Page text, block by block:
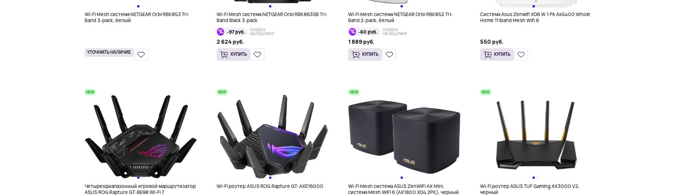
Wi-Fi Mesh система NETGEAR Orbi RBK853 Tri-
Band 3-pack, белый
УТОЧНИТЬ НАЛИЧИЕ
Wi-Fi Mesh система NETGEAR Orbi RBK863SB Tri-
Band Black 3-pack
-97 руб.
СКИДКА
НА ПОШЛИНУ
2 624 руб.
КУПИТЬ
Wi-Fi Mesh система NETGEAR Orbi RBK852 Tri-
Band 2-pack, белый
-60 руб.
СКИДКА
НА ПОШЛИНУ
1 889 руб.
КУПИТЬ
Система Asus Zenwifi XD6 W 1 Pk Ax5400 Whole
Home Triband Mesh Wifi 6
550 руб.
КУПИТЬ
NEW
Четырехдиапазонный игровой маршрутизатор
ASUS ROG Rapture GT-BE98 Wi-Fi 7
NEW
Wi-Fi роутер ASUS ROG Rapture GT-AXE16000
NEW
Wi-Fi Mesh система ASUS ZenWiFi AX Mini,
система Mesh WiFi 6 (AX1800 XD4 2PK), черный
NEW
Wi-Fi роутер ASUS TUF Gaming AX3000 V2,
черный